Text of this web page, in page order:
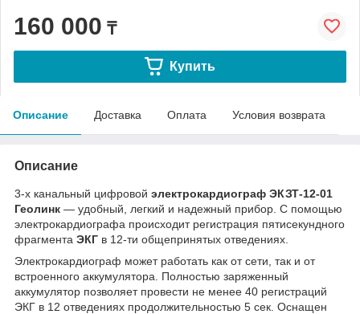
160 000 ₸
Купить
Описание Доставка Оплата Условия возврата
Описание
3-х канальный цифровой электрокардиограф ЭКЗТ-12-01
Геолинк — удобный, легкий и надежный прибор. С помощью
электрокардиографа происходит регистрация пятисекундного
фрагмента ЭКГ в 12-ти общепринятых отведениях.
Электрокардиограф может работать как от сети, так и от
встроенного аккумулятора. Полностью заряженный
аккумулятор позволяет провести не менее 40 регистраций
ЭКГ в 12 отведениях продолжительностью 5 сек. Оснащен